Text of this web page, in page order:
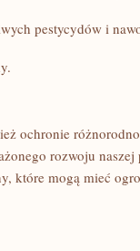
pestycydów i‍
ochronie
rozwoju
‍które mogą mieć​